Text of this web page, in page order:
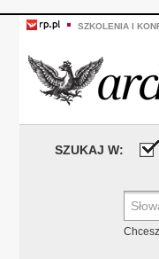
SZKOLENIA I
SZUKAJ W: